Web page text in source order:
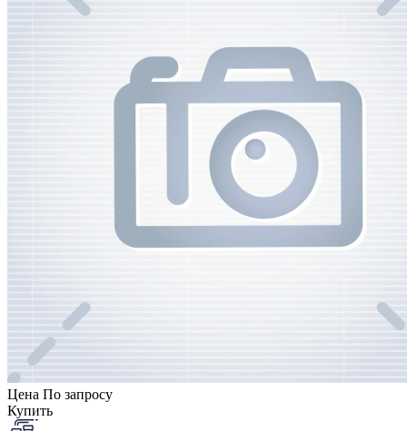
Цена По запросу
Купить